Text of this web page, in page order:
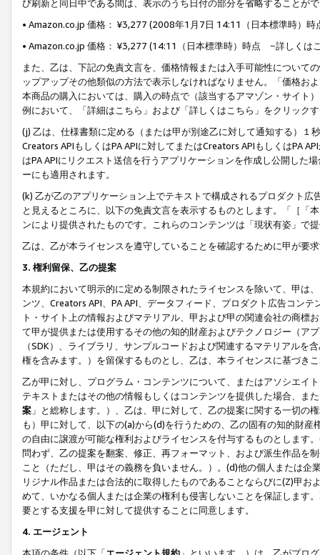
び刷新と同日中である間は、表示のうち日付の部分を省略することが
• Amazon.co.jp 価格： ¥3,277 (2008年1月7日 14:11（日本標準時）
• Amazon.co.jp 価格： ¥3,277 (14:11（日本標準時）時点 −詳しくは
また、乙は、下記の免責文言を、価格情報または入手可能性について
ップアップその他類似の方法で表示しなければなりません。「価格
本商品の購入においては、購入の時点で（該当するアマゾン・サイト
例において、「詳細はこちら」および「詳しくはこちら」をクリック
(j) 乙は、仕様書類に定める（または甲が別途乙に対して通知する）
Creators APIもしくはPA APIに対してまたはCreators APIもしくはPA
はPA APIにリクエスト送信を行うアプリケーションを作成し公開した
ーにも適用されます。
(k) 乙が乙のアプリケーション上でテキストで構成されるプロダクト
と見えるところに、以下の免責文言を表示するものとします。「［「
ンにより提供されたものです。これらのコンテンツは「現状有姿」で
乙は、乙が本ライセンスを遵守していることを確認するために甲が要
3. 権利留保、乙の提案
本規約において明示的に定める制限されたライセンスを除いて、甲は
ンツ、Creators API、PA API、データフィード、プロダクト広告コン
ト・サイト上の情報およびマテリアル、甲および甲の関連会社の商
て甲が提供または使用するその他の知的財産およびテクノロジー（ア
（SDK）、ライブラリ、サンプルコードおよび関連するマテリアル
権を含みます。）を留保するものとし、乙は、本ライセンスに基づき
乙が甲に対し、プログラム・コンテンツについて、またはアソシエイ
テキストまたはその他の情報もしくはコンテンツを提供した場合、ま
案 」と総称します。）、乙は、甲に対して、乙の提案に関する一切
も）甲に対して、以下の(a)から(d)を行うための、乙の固有の知的財
の自由に譲渡が可能な権利およびライセンスを付与するものとします
問わず、乙の提案を翻案、修正、再フォーマット、および派生作品を
こと（ただし、甲はその義務を負いません。）。(d)他の個人または
リジナル作品または合法的に取得したものであることならびに(Z)甲
めて、いかなる個人または企業の権利も侵害しないことを保証します
要とする支援を甲に対して提供することに同意します。
4. エージェント
本項の条件（以下「エージェント規約 」といいます。）は、乙がプロ